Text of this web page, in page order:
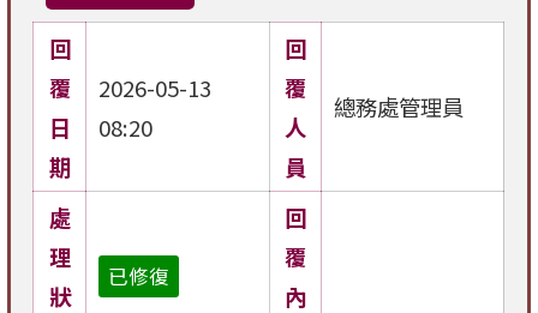
回
覆
日
期
2026-05-13
08:20
回
覆
人
員
總務處管理員
處
理
狀
已修復
回
覆
內